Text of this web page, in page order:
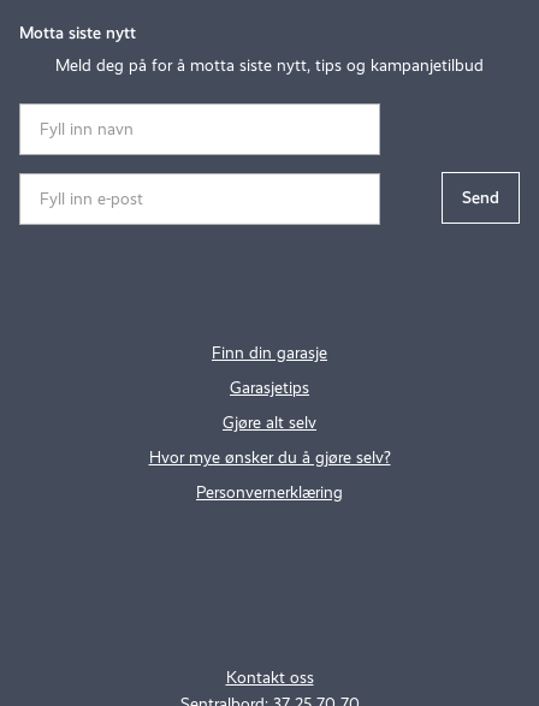
Kontakt oss
Finn din garasje
Garasjetips
Gjøre alt selv
Hvor mye ønsker du å gjøre selv?
Personvernerklæring
Motta siste nytt
Meld deg på for å motta siste nytt, tips og kampanjetilbud